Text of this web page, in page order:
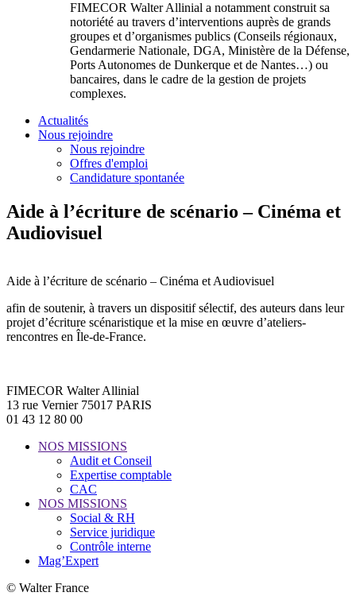
FIMECOR Walter Allinial a notamment construit sa
notoriété au travers d’interventions auprès de grands
groupes et d’organismes publics (Conseils régionaux,
Gendarmerie Nationale, DGA, Ministère de la Défense,
Ports Autonomes de Dunkerque et de Nantes…) ou
bancaires, dans le cadre de la gestion de projets
complexes.
Actualités
Nous rejoindre
Nous rejoindre
Offres d'emploi
Candidature spontanée
Aide à l’écriture de scénario – Cinéma et
Audiovisuel
Aide à l’écriture de scénario – Cinéma et Audiovisuel
afin de soutenir, à travers un dispositif sélectif, des auteurs dans leur
projet d’écriture scénaristique et la mise en œuvre d’ateliers-
rencontres en Île-de-France.
FIMECOR Walter Allinial
13 rue Vernier 75017 PARIS
01 43 12 80 00
NOS MISSIONS
Audit et Conseil
Expertise comptable
CAC
NOS MISSIONS
Social & RH
Service juridique
Contrôle interne
Mag’Expert
© Walter France